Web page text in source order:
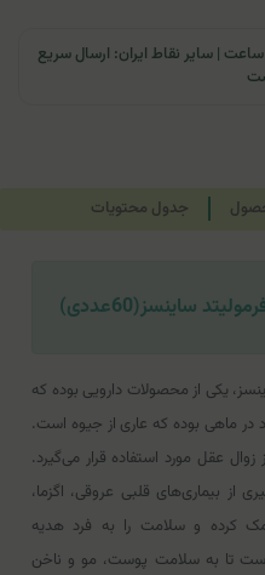
ارسال سریع | تهران و کرج: تحویل تا ۲۴ ساعت | سایر نقاط ایران: ارسال سریع
جدول محتویات
فرمولیتد ساینسز، یکی از محصولات دارویی بوده که
ماهی بوده که عاری از جیوه است.
عقل مورد استفاده قرار می‌گیرد.
از بیماری‌های قلبی عروقی، اگزما،
کرده و سلامت را به فرد هدیه
تا به سلامت پوست، مو و ناخن